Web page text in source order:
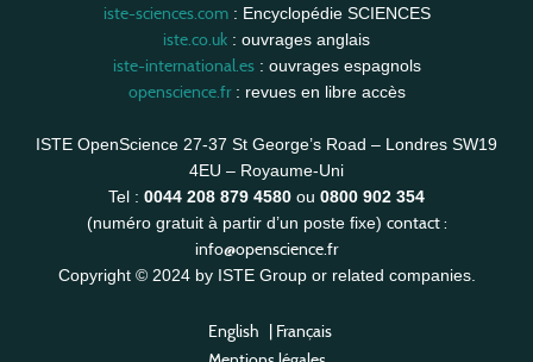
iste-sciences.com: Encyclopédie SCIENCES
iste.co.uk : ouvrages anglais
iste-international.es: ouvrages espagnols
openscience.fr: revues en libre accès
ISTE OpenScience 27-37 St George’s Road – Londres SW19
4EU – Royaume-Uni
Tel : 0044 208 879 4580 ou 0800 902 354
(numéro gratuit à partir d’un poste fixe) contact :
info@openscience.fr
Copyright © 2024 by ISTE Group or related companies.
English | Français